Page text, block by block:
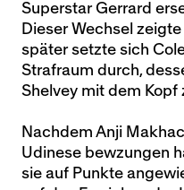
Superstar Gerrard
Dieser Wechsel
später setzte sich
Strafraum durch,
Shelvey mit dem Kopf
Nachdem Anji
Udinese bewzungen
sie auf Punkte